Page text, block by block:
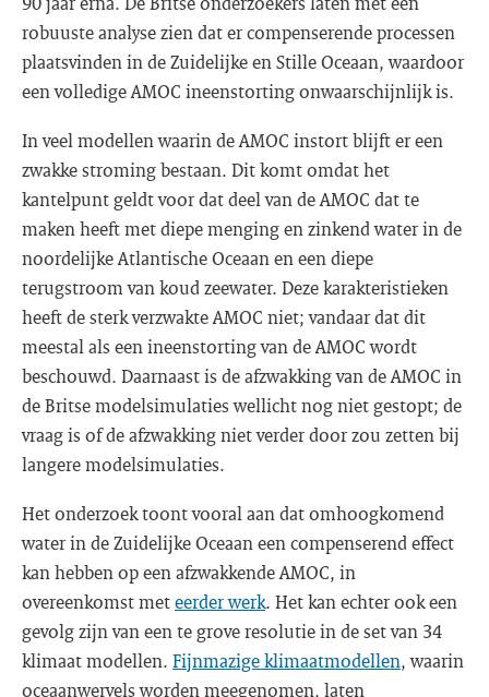
robuuste analyse zien dat er compenserende processen
plaatsvinden in de Zuidelijke en Stille Oceaan, waardoor
een volledige AMOC ineenstorting onwaarschijnlijk is.
In veel modellen waarin de AMOC instort blijft er een
zwakke stroming bestaan. Dit komt omdat het
kantelpunt geldt voor dat deel van de AMOC dat te
maken heeft met diepe menging en zinkend water in de
noordelijke Atlantische Oceaan en een diepe
terugstroom van koud zeewater. Deze karakteristieken
heeft de sterk verzwakte AMOC niet; vandaar dat dit
meestal als een ineenstorting van de AMOC wordt
beschouwd. Daarnaast is de afzwakking van de AMOC in
de Britse modelsimulaties wellicht nog niet gestopt; de
vraag is of de afzwakking niet verder door zou zetten bij
langere modelsimulaties.
Het onderzoek toont vooral aan dat omhoogkomend
water in de Zuidelijke Oceaan een compenserend effect
kan hebben op een afzwakkende AMOC, in
overeenkomst meteerder werk. Het kan echter ook een
gevolg zijn van een te grove resolutie in de set van 34
klimaat modellen. Fijnmazige klimaatmodellen, waarin
oceaanwervels worden meegenomen, laten